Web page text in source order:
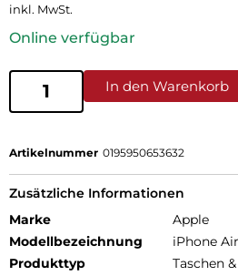
inkl. MwSt.
Online verfügbar
In den Warenkorb
Artikelnummer 0195950653632
Zusätzliche Informationen
Marke
Apple
Modellbezeichnung
iPhone
Produkttyp
Taschen